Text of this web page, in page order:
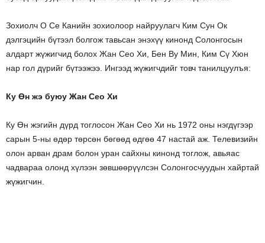
Зохиолч О Се Канийн зохиолоор найруулагч Ким Сун Ок
дэлгэцийн бүтээл болгож тавьсан энэхүү кинонд Солонгосын
алдарт жүжигчид болох Жан Сео Хи, Бен Ву Мин, Ким Сү Хюн
нар гол дүрийг бүтээжээ. Ингээд жүжигчдийг товч танилцуулъя:
Ку Өн жэ буюу Жан Сео Хи
Ку Өн жэгийн дүрд тоглосон Жан Сео Хи нь 1972 оны нэгдүгээр
сарын 5-ны өдөр төрсөн бөгөөд өдгөө 47 настай аж. Телевизийн
олон арван драм болон уран сайхны кинонд тоглож, авьяас
чадвараа олонд хүлээн зөвшөөрүүлсэн Солонгосчуудын хайртай
жүжигчин.